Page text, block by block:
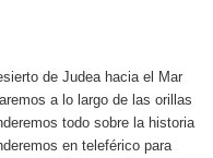
de Judea hacia el Mar
a lo largo de las orillas
todo sobre la historia
en teleférico para